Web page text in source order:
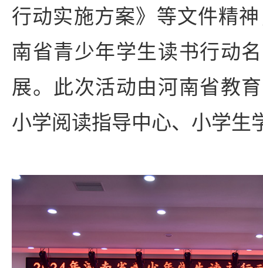
行动实施方案》等文件精
南省青少年学生读书行动
展。此次活动由河南省教
小学阅读指导中心、小学生